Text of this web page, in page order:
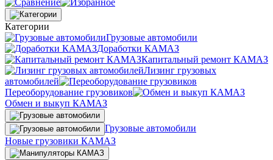
Категории
Грузовые автомобили
Доработки КАМАЗ
Капитальный ремонт КАМАЗ
Лизинг грузовых
автомобилей
Переоборудование грузовиков
Обмен и выкуп КАМАЗ
Грузовые автомобили
Новые грузовики КАМАЗ